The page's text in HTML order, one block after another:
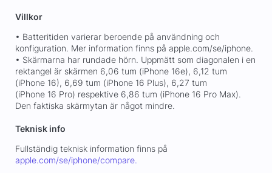
Villkor
• Batteritiden varierar beroende på användning och
konfiguration. Mer information finns på apple.com/se/iphone.
• Skärmarna har rundade hörn. Uppmätt som diagonalen i en
rektangel är skärmen 6,06 tum (iPhone 16e), 6,12 tum
(iPhone 16), 6,69 tum (iPhone 16 Plus), 6,27 tum
(iPhone 16 Pro) respektive 6,86 tum (iPhone 16 Pro Max).
Den faktiska skärmytan är något mindre.
Teknisk info
Fullständig teknisk information finns på
apple.com/se/iphone/compare.